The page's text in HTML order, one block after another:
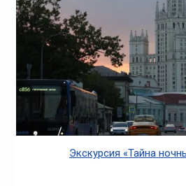
Экскурсия «Тайна